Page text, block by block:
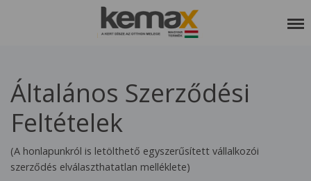
SZOLGÁLTATÁSAINK
REFERENCIÁK
KEDVCSINÁLÓ
Általános Szerződési
Feltételek
(A honlapunkról is letölthető egyszerűsített vállalkozói
szerződés elválaszthatatlan melléklete)